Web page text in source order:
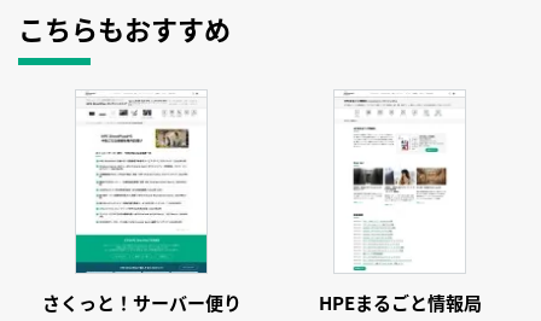
世界で最も安心なサーバーHPE ProLiant Compute Gen12
最適化 ～複雑なワークロードへのパフォーマンス～ その3
【連載】新登場！世界で最も安心なサーバーHPE ProLiant
Compute Gen12のご紹介
世界で最も安心なサーバーHPE ProLiant Compute Gen12
最適化 ～複雑なワークロードへのパフォーマンス～ その1
世界で最も安心なサーバーHPE ProLiant Compute Gen12
こちらもおすすめ
さくっと！サーバー便り
HPEまるごと情報局